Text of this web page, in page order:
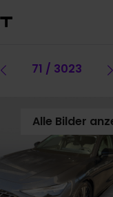
Vorheriges
71 / 3023
Alle Bilder